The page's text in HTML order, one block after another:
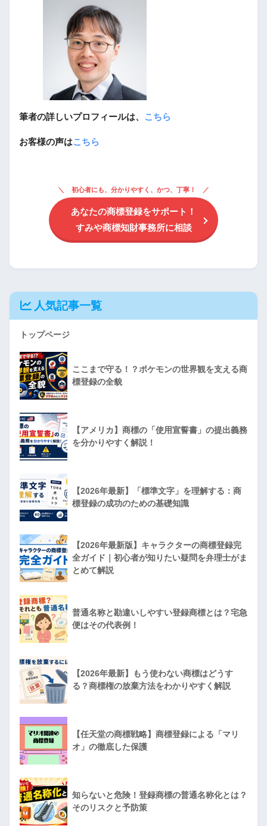
筆者の詳しいプロフィールは、 こちら
お客様の声はこちら
初心者にも、分かりやすく、かつ、丁寧！
あなたの商標登録をサポート！
すみや商標知財事務所に相談
人気記事一覧
トップページ
ここまで守る！？ポケモンの世界観を支える商
標登録の全貌
【アメリカ】商標の「使用宣誓書」の提出義務
を分かりやすく解説！
【2026年最新】「標準文字」を理解する：商
標登録の成功のための基礎知識
【2026年最新版】キャラクターの商標登録完
全ガイド｜初心者が知りたい疑問を弁理士がま
とめて解説
普通名称と勘違いしやすい登録商標とは？宅急
便はその代表例！
【2026年最新】もう使わない商標はどうす
る？商標権の放棄方法をわかりやすく解説
【任天堂の商標戦略】商標登録による「マリ
オ」の徹底した保護
知らないと危険！登録商標の普通名称化とは？
そのリスクと予防策